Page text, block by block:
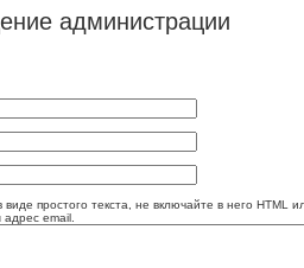
администрации
простого текста, не включайте в него HTML
email.